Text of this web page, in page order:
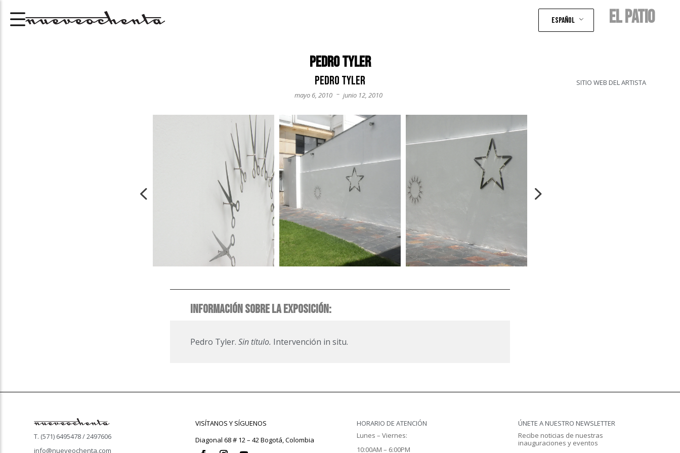
Español EL PATIO
Pedro Tyler
Pedro Tyler
SITIO WEB DEL ARTISTA
mayo 6, 2010 – junio 12, 2010
INFORMACIÓN SOBRE LA EXPOSICIÓN:
Pedro Tyler. Sin título. Intervención in situ.
T. (571) 6495478 / 2497606
info@nueveochenta.com
VISÍTANOS Y SÍGUENOS
Diagonal 68 # 12 – 42 Bogotá, Colombia
HORARIO DE ATENCIÓN
Lunes – Viernes:
10:00AM – 6:00PM
ÚNETE A NUESTRO NEWSLETTER
Recibe noticias de nuestras
inauguraciones y eventos